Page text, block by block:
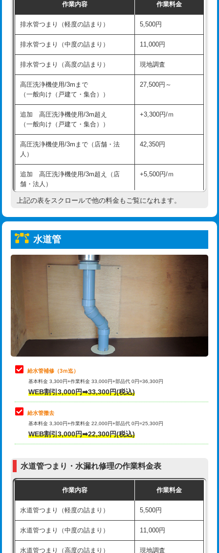
現場見積
※給水管工事は20mmまでの価格です。
持込商品取付（混合水栓） 16,500円
持込商品取付（浄水器・分岐水栓） 16,500円
給水管工事※（ホール加工) 16,500円
給水管工事※（バンド止め) 3,300円
給水管工事※（支持金具設置)
給水管工事※（保温材使用（バンド止
め込み）)
5,500円
給水管工事※（土の掘削・埋め戻し作
業)
11,000円
給水管工事※（塩ビ管（VP・HI）使
用/3ｍまで)
33,000円
給水管工事※（塩ビ管（VP・HI）使
+8,800円
給水管工事※（ライニング鋼管・銅
管・ポリ管・HT管使用/3ｍまで)
給水管工事※（ライニング鋼管・銅
管・ポリ管・HT管使用/3ｍ超え)
排水管工事（土の掘削・埋め戻し作
11,000円~
排水管工事（排水管工事/3ｍまで） 55,000円
排水管工事（追加 排水管工事/3ｍ超
マス交換（土の掘削・埋め戻し作業）
マス交換（深さ50㎝未満）
マス交換（深さ50㎝以上）
コンクリート斫り（厚さ10㎝まで）
モルタル補修（厚さ10㎝超え） 38,500円
洗面台設置 38,500円
化粧台設置 22,000円
作業内容 作業料金
排水管つまり（軽度の詰まり） 5,500円
排水管つまり（中度の詰まり） 11,000円
排水管つまり（高度の詰まり） 現地調査
高圧洗浄機使用/3mまで
（一般向け（戸建て・集合））
27,500円～
追加 高圧洗浄機使用/3m超え
（一般向け（戸建て・集合））
+3,300円/ｍ
高圧洗浄機使用/3mまで（店舗・法
人）
42,350円
追加 高圧洗浄機使用/3m超え（店
舗・法人）
+5,500円/ｍ
高度高圧洗浄換 現地調査
トーラー機使用/3mまで
追加トーラー機使用/3m超え
33,000円
8,800円
止水・漏水調査・防水処理・清掃・修
理・調整・分解・加工など（軽作業）
11,000円
止水・漏水調査・防水処理・清掃・修
理・調整・分解・加工など（中作業）
止水・漏水調査・防水処理・清掃・修
理・調整・分解・加工など（重作業）
33,000円
その他部品の脱着
交換・取付（タンク）
式）)
式・ワンホール）)
交換・取付(排水栓・排水トラップ
22,000円+材料費
上記の表をスクロールで他の料金もご覧になれます。
水道管
給水管補修（3ｍ迄）
基本料金 3,300円+作業料金 33,000円+部品代 0円=36,300円
WEB割引3,000円➡33,300円(税込)
給水管撤去
基本料金 3,300円+作業料金 22,000円+部品代 0円=25,300円
WEB割引3,000円➡22,300円(税込)
水道管つまり・水漏れ修理の作業料金表
作業内容 作業料金
水道管つまり（軽度の詰まり） 5,500円
水道管つまり（中度の詰まり） 11,000円
水道管つまり（高度の詰まり） 現地調査